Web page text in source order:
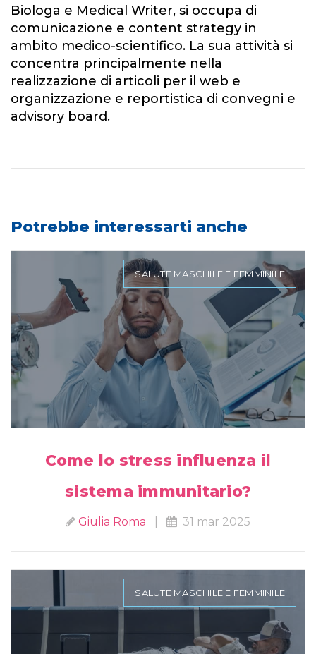
Biologa e Medical Writer, si occupa di
comunicazione e content strategy in
ambito medico-scientifico. La sua attività si
concentra principalmente nella
realizzazione di articoli per il web e
organizzazione e reportistica di convegni e
advisory board.
Potrebbe interessarti anche
SALUTE MASCHILE E FEMMINILE
Come lo stress influenza il
sistema immunitario?
Giulia Roma 31 mar 2025
SALUTE MASCHILE E FEMMINILE